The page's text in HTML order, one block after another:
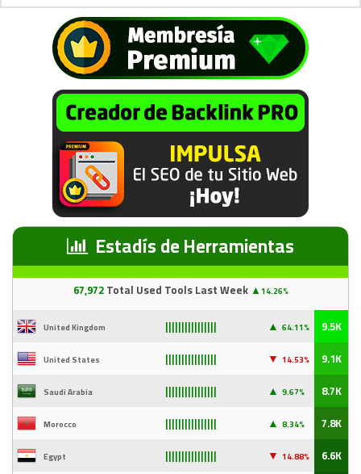
Estadís de Herramientas
67,972Total Used Tools Last Week ▲14.26%
United Kingdom ▲ 64.11% 9.5K
United States ▼ 14.53% 9.1K
Saudi Arabia ▲ 9.67% 8.7K
Morocco ▲ 8.34% 7.8K
Egypt ▼ 14.88% 6.6K